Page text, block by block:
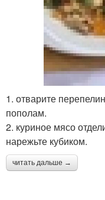
1. отварите
пополам.
2. куриное мясо
нарежьте кубиком.
читать дальше →